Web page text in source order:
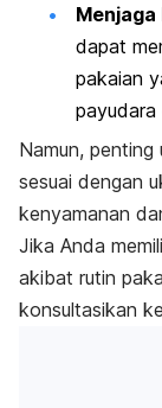
dapat
pakaian
payudara
Namun,
sesuai dengan
kenyamanan
Jika Anda
akibat rutin
konsultasikan